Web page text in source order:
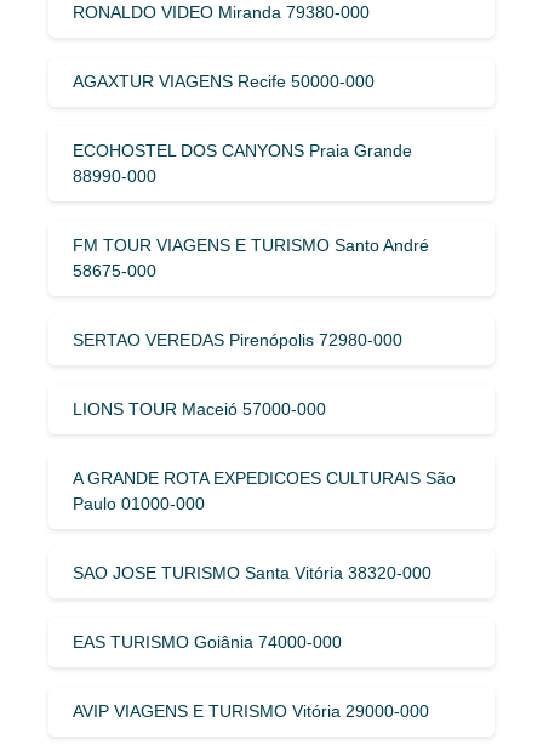
RONALDO VIDEO Miranda 79380-000
AGAXTUR VIAGENS Recife 50000-000
ECOHOSTEL DOS CANYONS Praia Grande
88990-000
FM TOUR VIAGENS E TURISMO Santo André
58675-000
SERTAO VEREDAS Pirenópolis 72980-000
LIONS TOUR Maceió 57000-000
A GRANDE ROTA EXPEDICOES CULTURAIS São
Paulo 01000-000
SAO JOSE TURISMO Santa Vitória 38320-000
EAS TURISMO Goiânia 74000-000
AVIP VIAGENS E TURISMO Vitória 29000-000